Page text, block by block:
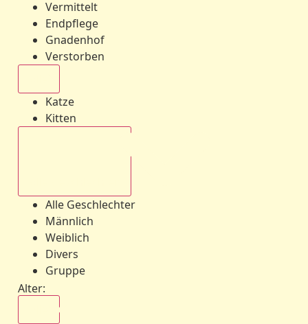
Vermittelt
Endpflege
Gnadenhof
Verstorben
Katze
Kitten
Alle Geschlechter
Männlich
Weiblich
Divers
Gruppe
Alter: